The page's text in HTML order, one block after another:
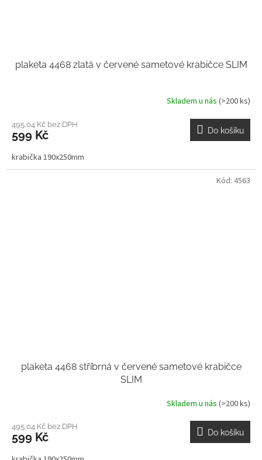
plaketa 4468 zlatá v červené sametové krabičce SLIM
Skladem u nás (>200 ks)
495,04 Kč bez DPH
599 Kč Do košíku
krabička 190x250mm
plaketa 4468 stříbrná v červené sametové krabičce
SLIM
Skladem u nás (>200 ks)
495,04 Kč bez DPH
599 Kč Do košíku
Kód: 4563